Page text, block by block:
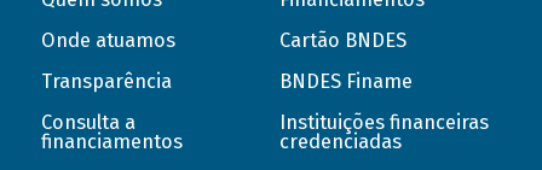
Onde atuamos
Transparência
Consulta a
financiamentos
Cartão BNDES
BNDES Finame
Instituições financeiras
credenciadas